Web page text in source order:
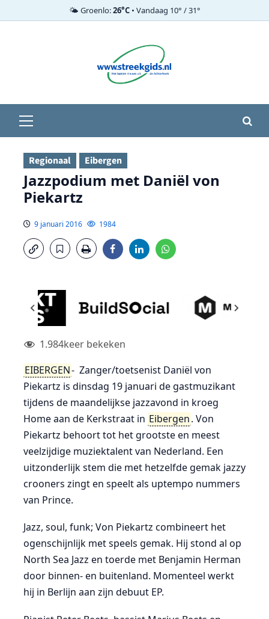
🌤️ Groenlo:26°C• Vandaag 10° / 31°
menu
Regionaal Eibergen
Jazzpodium met Daniël von
Piekartz
9 januari 2016 1984
1.984keer bekeken
EIBERGEN- Zanger/toetsenist Daniël von
Piekartz is dinsdag 19 januari de gastmuzikant
tijdens de maandelijkse jazzavond in kroeg
Home aan de Kerkstraat in Eibergen. Von
Piekartz behoort tot het grootste en meest
veelzijdige muziektalent van Nederland. Een
uitzonderlijk stem die met hetzelfde gemak jazzy
crooners zingt en speelt als uptempo nummers
van Prince.
Jazz, soul, funk; Von Piekartz combineert het
ogenschijnlijk met speels gemak. Hij stond al op
North Sea Jazz en toerde met Benjamin Herman
door binnen- en buitenland. Momenteel werkt
hij in Berlijn aan zijn debuut EP.